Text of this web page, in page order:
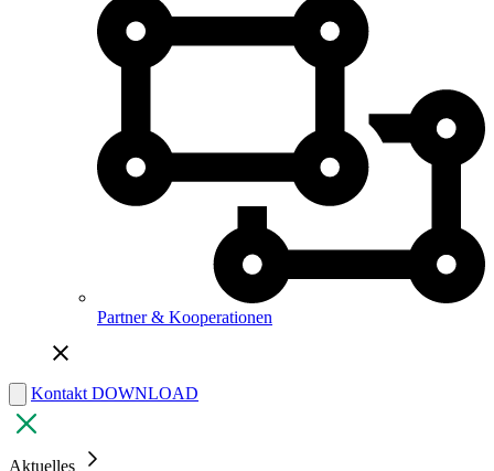
Partner & Kooperationen
Kontakt DOWNLOAD
Aktuelles